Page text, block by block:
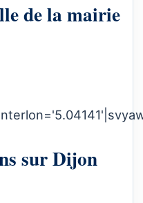
de la mairie
sur Dijon